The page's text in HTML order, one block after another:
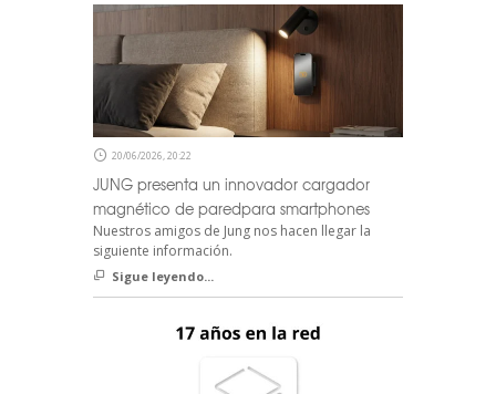
20/06/2026, 20:22
JUNG presenta un innovador cargador
magnético de paredpara smartphones
Nuestros amigos de Jung nos hacen llegar la
siguiente información.
Sigue leyendo...